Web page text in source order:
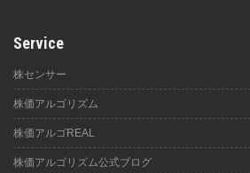
Service
株センサー
株価アルゴリズム
株価アルゴREAL
株価アルゴリズム公式ブログ